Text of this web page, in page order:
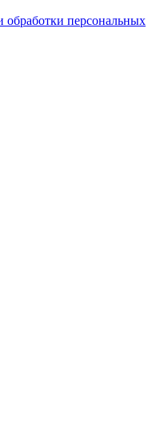
персональных